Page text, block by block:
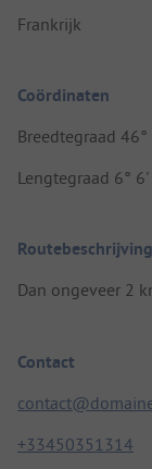
Frankrijk
Coördinaten
Breedtegraad
Lengtegraad 6°
Routebeschrijving
Dan ongeveer 2
Contact
+33450351314